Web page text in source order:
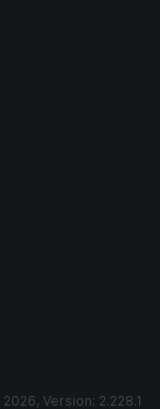
2026, Version: 2.228.1